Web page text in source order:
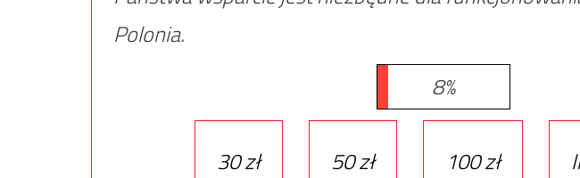
Polonia.
8%
30 zł 50 zł 100 zł